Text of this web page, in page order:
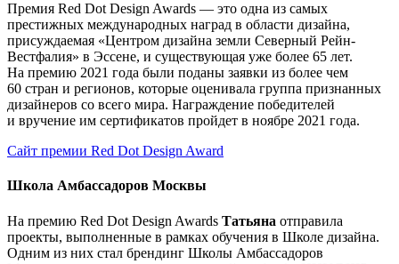
Премия Red Dot Design Awards — это одна из самых
престижных международных наград в области дизайна,
присуждаемая «Центром дизайна земли Северный Рейн-
Вестфалия» в Эссене, и существующая уже более 65 лет.
На премию 2021 года были поданы заявки из более чем
60 стран и регионов, которые оценивала группа признанных
дизайнеров со всего мира. Награждение победителей
и вручение им сертификатов пройдет в ноябре 2021 года.
Сайт премии Red Dot Design Award
Школа Амбассадоров Москвы
На премию Red Dot Design Awards Татьяна отправила
проекты, выполненные в рамках обучения в Школе дизайна.
Одним из них стал брендинг Школы Амбассадоров